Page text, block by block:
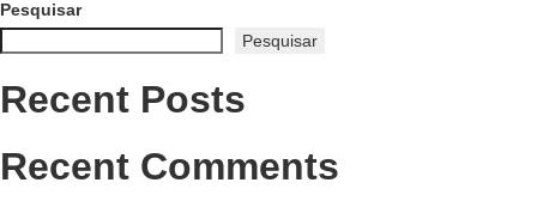
Post
Pesquisar
Pesquisar
Recent Posts
Recent Comments